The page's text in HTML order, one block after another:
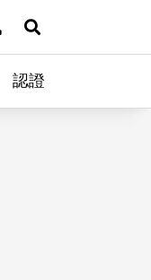
網站導覽展開搜尋
認證